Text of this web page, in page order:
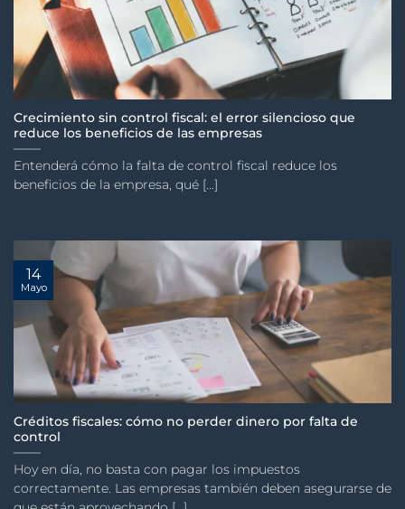
Crecimiento sin control fiscal: el error silencioso que
reduce los beneficios de las empresas
Entenderá cómo la falta de control fiscal reduce los
beneficios de la empresa, qué [...]
Créditos fiscales: cómo no perder dinero por falta de
control
Hoy en día, no basta con pagar los impuestos
correctamente. Las empresas también deben asegurarse de
14
Mayo